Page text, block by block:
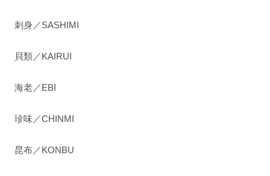
刺身／SASHIMI
貝類／KAIRUI
海老／EBI
珍味／CHINMI
昆布／KONBU